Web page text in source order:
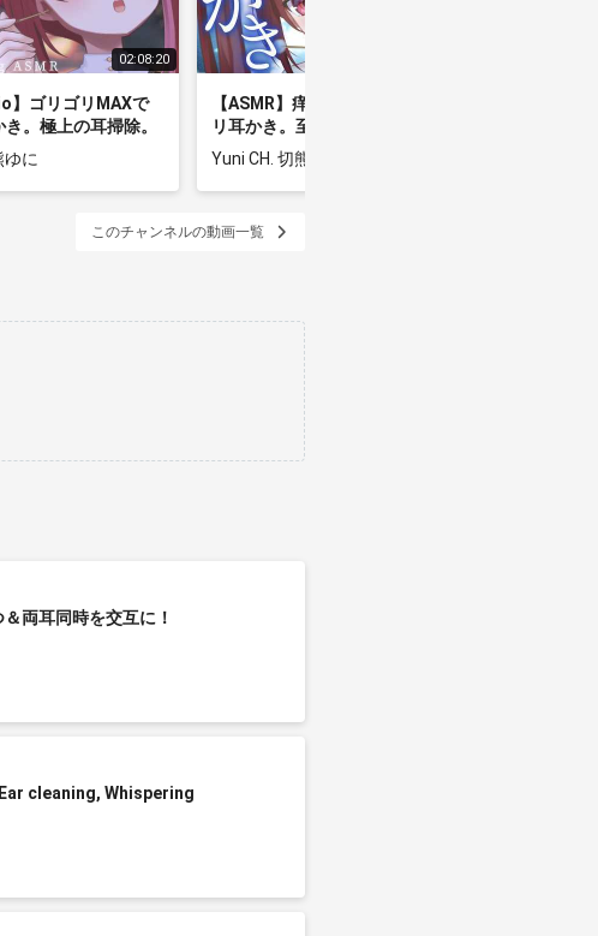
02:08:20
】ゴリゴリMAXで
。極上の耳掃除。
睡眠┆囁き
り学園/切熊ゆに】
ゆに
【ASMR】痒みMAX鼓膜をゴリゴ
リ耳かき。至極耳掃除。
Headrec┆睡眠┆囁き
┆Earcleaning┆Whispering┆Vt
uber【星めぐり学園/切熊ゆに】
Yuni CH. 切熊ゆに
このチャンネルの動画一覧
両耳同時を交互に！
Ear cleaning, Whispering